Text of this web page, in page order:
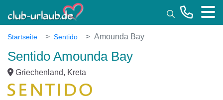
Startseite Sentido Amounda Bay
Sentido Amounda Bay
Griechenland, Kreta